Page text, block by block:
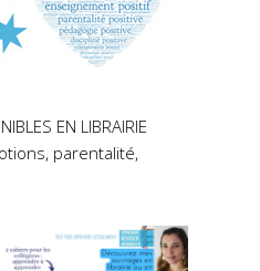
EN LIBRAIRIE
parentalité,